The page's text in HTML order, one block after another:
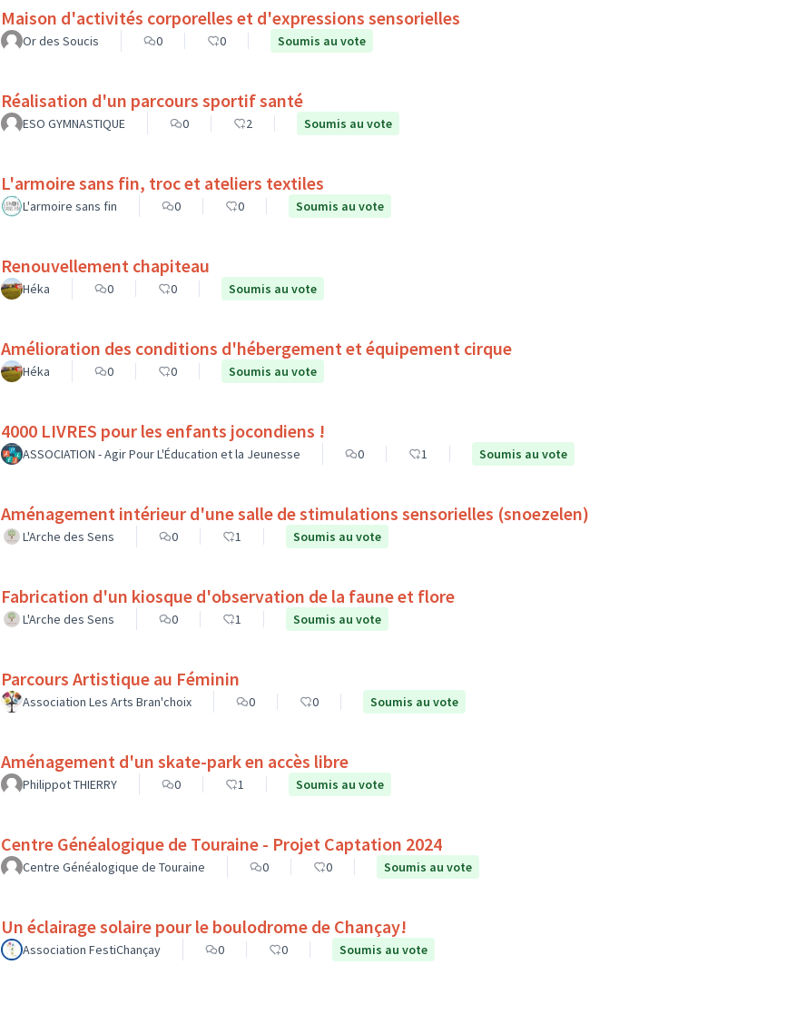
Maison d'activités corporelles et d'expressions sensorielles
Or des Soucis 0 0 Soumis au vote
Réalisation d'un parcours sportif santé
ESO GYMNASTIQUE 0 2 Soumis au vote
L'armoire sans fin, troc et ateliers textiles
L'armoire sans fin 0 0 Soumis au vote
Renouvellement chapiteau
Héka 0 0 Soumis au vote
Amélioration des conditions d'hébergement et équipement cirque
Héka 0 0 Soumis au vote
4000 LIVRES pour les enfants jocondiens !
ASSOCIATION - Agir Pour L'Éducation et la Jeunesse 0 1 Soumis au vote
Aménagement intérieur d'une salle de stimulations sensorielles (snoezelen)
L'Arche des Sens 0 1 Soumis au vote
Fabrication d'un kiosque d'observation de la faune et flore
L'Arche des Sens 0 1 Soumis au vote
Parcours Artistique au Féminin
Association Les Arts Bran'choix 0 0 Soumis au vote
Aménagement d'un skate-park en accès libre
Philippot THIERRY 0 1 Soumis au vote
Centre Généalogique de Touraine - Projet Captation 2024
Centre Généalogique de Touraine 0 0 Soumis au vote
Un éclairage solaire pour le boulodrome de Chançay!
Association FestiChançay 0 0 Soumis au vote